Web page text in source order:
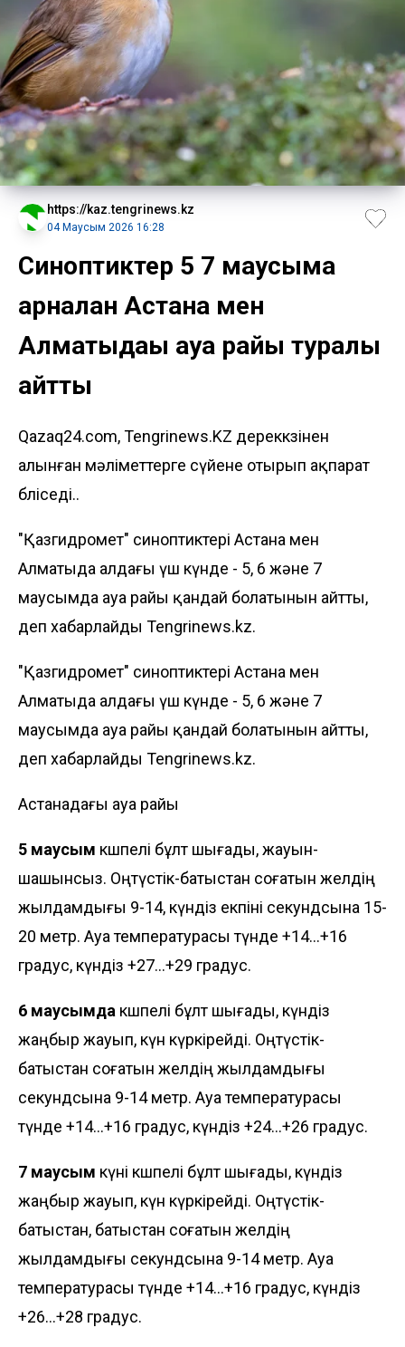
https://kaz.tengrinews.kz
04 Маусым 2026 16:28
Синоптиктер 5 7 маусымға
арналған Астана мен
Алматыдағы ауа райы туралы
айтты
Qazaq24.com, Tengrinews.KZ дереккөзінен
алынған мәліметтерге сүйене отырып ақпарат
бөліседі..
"Қазгидромет" синоптиктері Астана мен
Алматыда алдағы үш күнде - 5, 6 және 7
маусымда ауа райы қандай болатынын айтты,
деп хабарлайды Tengrinews.kz.
"Қазгидромет" синоптиктері Астана мен
Алматыда алдағы үш күнде - 5, 6 және 7
маусымда ауа райы қандай болатынын айтты,
деп хабарлайды Tengrinews.kz.
Астанадағы ауа райы
5 маусым көшпелі бұлт шығады, жауын-
шашынсыз. Оңтүстік-батыстан соғатын желдің
жылдамдығы 9-14, күндіз екпіні секундсына 15-
20 метр. Ауа температурасы түнде +14...+16
градус, күндіз +27...+29 градус.
6 маусымда көшпелі бұлт шығады, күндіз
жаңбыр жауып, күн күркірейді. Оңтүстік-
батыстан соғатын желдің жылдамдығы
секундсына 9-14 метр. Ауа температурасы
түнде +14...+16 градус, күндіз +24...+26 градус.
7 маусым күні көшпелі бұлт шығады, күндіз
жаңбыр жауып, күн күркірейді. Оңтүстік-
батыстан, батыстан соғатын желдің
жылдамдығы секундсына 9-14 метр. Ауа
температурасы түнде +14...+16 градус, күндіз
+26...+28 градус.